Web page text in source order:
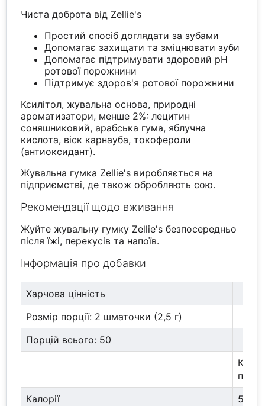
Чиста доброта від Zellie's
Простий спосіб доглядати за зубами
Допомагає захищати та зміцнювати зуби
Допомагає підтримувати здоровий рН
ротової порожнини
Підтримує здоров'я ротової порожнини
Ксилітол, жувальна основа, природні
ароматизатори, менше 2%: лецитин
соняшниковий, арабська гума, яблучна
кислота, віск карнауба, токофероли
(антиоксидант).
Жувальна гумка Zellie's виробляється на
підприємстві, де також обробляють сою.
Рекомендації щодо вживання
Жуйте жувальну гумку Zellie's безпосередньо
після їжі, перекусів та напоїв.
Інформація про добавки
Харчова цінність
Розмір порції: 2 шматочки (2,5 г)
Порцій всього: 50
Калорії
5